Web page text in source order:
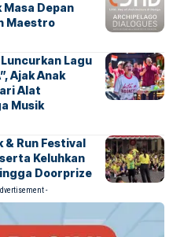
Masa Depan
Maestro
Lagu
Ajak Anak
Alat
Musik
& Run Festival
Keluhkan
Doorprize
-